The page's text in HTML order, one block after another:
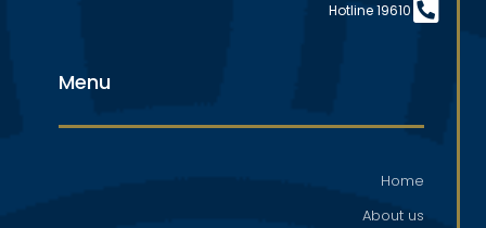
Hotline 19610
Menu
Home
About us